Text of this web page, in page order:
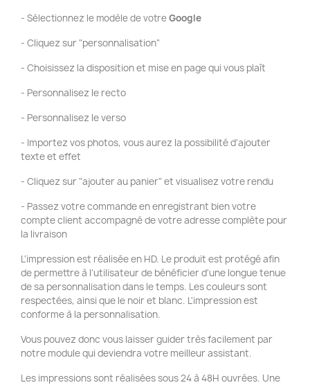
- Sélectionnez le modèle de votreGoogle
- Cliquez sur "personnalisation"
- Choisissez la disposition et mise en page qui vous plaît
- Personnalisez le recto
- Personnalisez le verso
- Importez vos photos, vous aurez la possibilité d'ajouter
texte et effet
- Cliquez sur "ajouter au panier" et visualisez votre rendu
- Passez votre commande en enregistrant bien votre
compte client accompagné de votre adresse complète pour
la livraison
L'impression est réalisée en HD. Le produit est protégé afin
de permettre à l'utilisateur de bénéficier d'une longue tenue
de sa personnalisation dans le temps. Les couleurs sont
respectées, ainsi que le noir et blanc. L'impression est
conforme à la personnalisation.
Vous pouvez donc vous laisser guider très facilement par
notre module qui deviendra votre meilleur assistant.
Les impressions sont réalisées sous 24 à 48H ouvrées. Une